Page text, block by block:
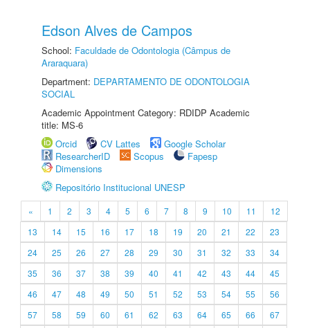
Edson Alves de Campos
School: Faculdade de Odontologia (Câmpus de
Araraquara)
Department: DEPARTAMENTO DE ODONTOLOGIA
SOCIAL
Academic Appointment Category: RDIDP Academic
title: MS-6
Orcid
CV Lattes
Google Scholar
ResearcherID
Scopus
Fapesp
Dimensions
Repositório Institucional UNESP
« 1 2 3 4 5 6 7 8 9 10 11
12
13
14 15 16 17 18 19 20 21 22
23
24
25 26 27 28 29 30 31 32 33
34
35
36 37 38 39 40 41 42 43 44
45
46
47 48 49 50 51 52 53 54 55
56
57
58 59 60 61 62 63 64 65 66
67